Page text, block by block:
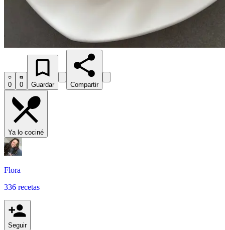
0 0 Guardar Compartir
Ya lo cociné
Flora
336 recetas
Seguir